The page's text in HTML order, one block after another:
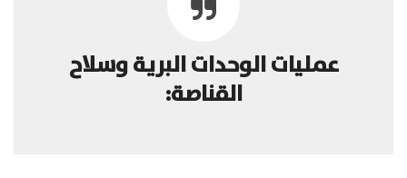
عمليات الوحدات البرية وسلاح
القناصة: